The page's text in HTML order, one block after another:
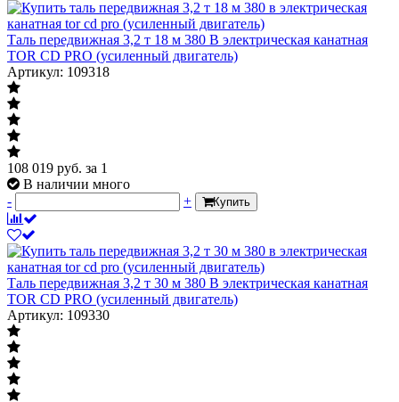
Таль передвижная 3,2 т 18 м 380 В электрическая канатная
TOR CD PRO (усиленный двигатель)
Артикул: 109318
108 019 руб. за 1
В наличии много
-
+ Купить
Таль передвижная 3,2 т 30 м 380 В электрическая канатная
TOR CD PRO (усиленный двигатель)
Артикул: 109330